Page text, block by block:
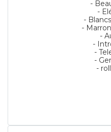
-
-
-
-
-
-
-
-
-